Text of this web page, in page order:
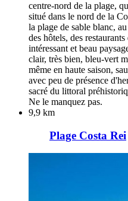
centre-nord de la plage,
situé dans le nord de la
la plage de sable blanc,
des hôtels, des
intéressant et beau
clair, très bien, bleu-vert
même en haute saison,
avec peu de présence
sacré du littoral
Ne le manquez pas.
9,9 km
Plage Costa Rei